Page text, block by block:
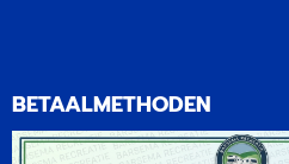
BETAALMETHODEN